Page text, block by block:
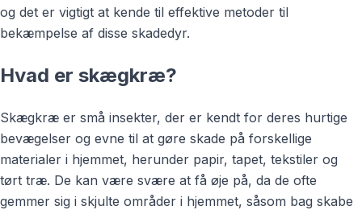
og det er vigtigt at kende til effektive metoder til
bekæmpelse af disse skadedyr.
Hvad er skægkræ?
Skægkræ er små insekter, der er kendt for deres hurtige
bevægelser og evne til at gøre skade på forskellige
materialer i hjemmet, herunder papir, tapet, tekstiler og
tørt træ. De kan være svære at få øje på, da de ofte
gemmer sig i skjulte områder i hjemmet, såsom bag skabe